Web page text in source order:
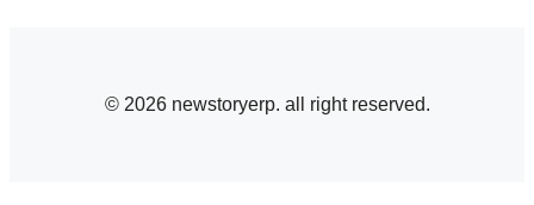
© 2026 newstoryerp. all right reserved.